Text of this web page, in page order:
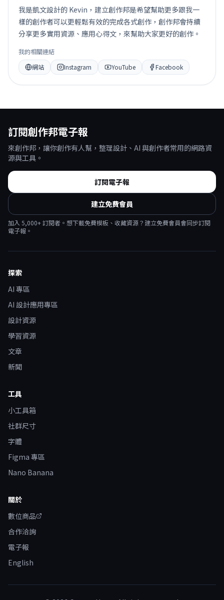
我是凱文設計的 Kevin，建立創作邦是希望幫助更多跟我一
樣的創作者可以更輕鬆有效的完成各式創作，創作邦會持續
分享更多實用資源、應用心得文，來幫助大家更好的創作。
我的相關連結
網站
Instagram YouTube Facebook
訂閱創作邦電子報
來創作邦，讓你創作有人幫，整理設計、AI 與創作者常用的網路資
源與工具。
訂閱電子報
建立免費會員
加入 5,000+ 訂閱者。想下載免費模板、收藏資源？建立免費會員會同步訂閱
電子報。
探索
AI 專區
AI 設計應用專區
設計資源
學習資源
文章
新聞
工具
小工具箱
社群尺寸
字體
Figma 專區
Nano Banana
關於
數位商品
合作洽詢
電子報
English